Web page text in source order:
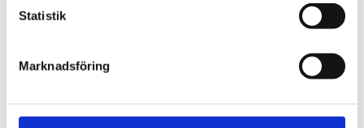
Statistik
Marknadsföring